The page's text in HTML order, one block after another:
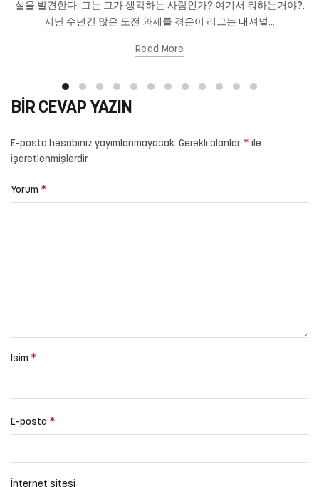
실을 발견한다. 그는 그가 생각하는 사람인가? 여기서 뭐하는거야?.
지난 수년간 많은 도전 과제를 겪은이 리그는 내셔널...
Read More
BIR CEVAP YAZIN
E-posta hesabınız yayımlanmayacak. Gerekli alanlar * ile
işaretlenmişlerdir
Yorum *
İsim *
E-posta *
İnternet sitesi